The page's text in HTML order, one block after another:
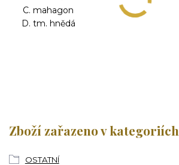
mahagon
tm. hnědá
Zboží zařazeno v kategoriích
OSTATNÍ